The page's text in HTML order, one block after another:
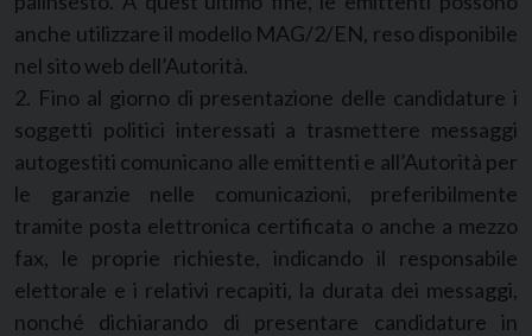
anche utilizzare il modello MAG/2/EN, reso disponibile
nel sito web dell’Autorità.
2. Fino al giorno di presentazione delle candidature i
soggetti politici interessati a trasmettere messaggi
autogestiti comunicano alle emittenti e all’Autorità per
le garanzie nelle comunicazioni, preferibilmente
tramite posta elettronica certificata o anche a mezzo
fax, le proprie richieste, indicando il responsabile
elettorale e i relativi recapiti, la durata dei messaggi,
nonché dichiarando di presentare candidature in